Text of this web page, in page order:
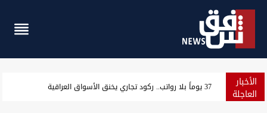
الأخبار
العاجلة مجلس ذي قار يوصي رئيس الوزراء بإعفاء وسحب يد مدير الصحة